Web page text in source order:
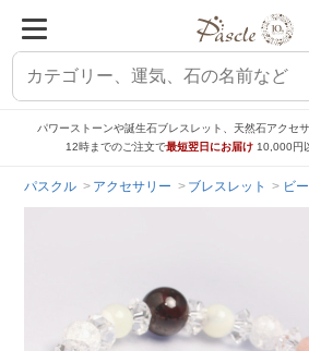
パワーストーンや誕生石ブレスレット、天然石アクセ
12時までのご注文で最短翌日にお届け 10,000円
パスクル アクセサリー ブレスレット ビ